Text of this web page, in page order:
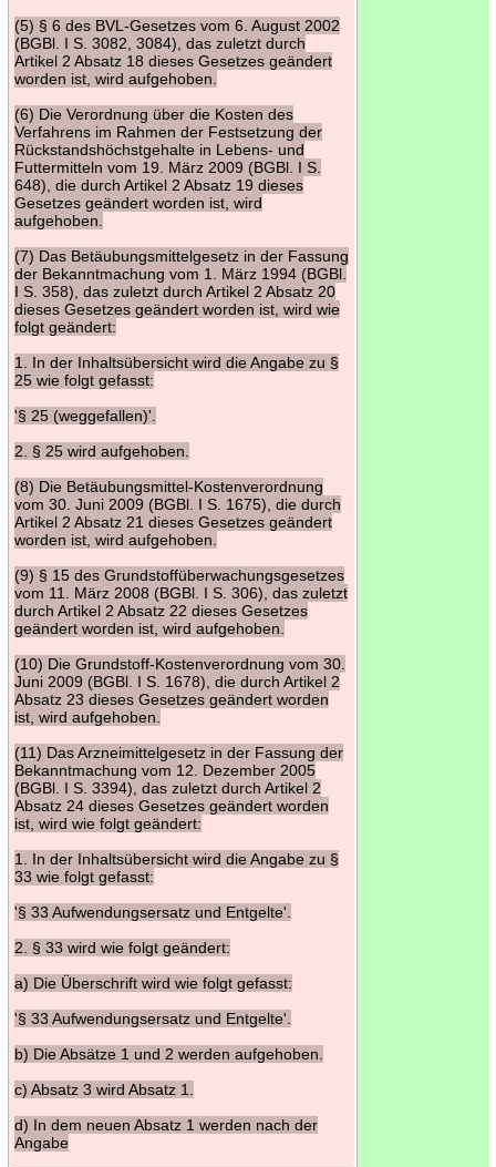
(5) § 6 des BVL-Gesetzes vom 6. August 2002
(BGBl. I S. 3082, 3084), das zuletzt durch
Artikel 2 Absatz 18 dieses Gesetzes geändert
worden ist, wird aufgehoben.
(6) Die Verordnung über die Kosten des
Verfahrens im Rahmen der Festsetzung der
Rückstandshöchstgehalte in Lebens- und
Futtermitteln vom 19. März 2009 (BGBl. I S.
648), die durch Artikel 2 Absatz 19 dieses
Gesetzes geändert worden ist, wird
aufgehoben.
(7) Das Betäubungsmittelgesetz in der Fassung
der Bekanntmachung vom 1. März 1994 (BGBl.
I S. 358), das zuletzt durch Artikel 2 Absatz 20
dieses Gesetzes geändert worden ist, wird wie
folgt geändert:
1. In der Inhaltsübersicht wird die Angabe zu §
25 wie folgt gefasst:
'§ 25 (weggefallen)'.
2. § 25 wird aufgehoben.
(8) Die Betäubungsmittel-Kostenverordnung
vom 30. Juni 2009 (BGBl. I S. 1675), die durch
Artikel 2 Absatz 21 dieses Gesetzes geändert
worden ist, wird aufgehoben.
(9) § 15 des Grundstoffüberwachungsgesetzes
vom 11. März 2008 (BGBl. I S. 306), das zuletzt
durch Artikel 2 Absatz 22 dieses Gesetzes
geändert worden ist, wird aufgehoben.
(10) Die Grundstoff-Kostenverordnung vom 30.
Juni 2009 (BGBl. I S. 1678), die durch Artikel 2
Absatz 23 dieses Gesetzes geändert worden
ist, wird aufgehoben.
(11) Das Arzneimittelgesetz in der Fassung der
Bekanntmachung vom 12. Dezember 2005
(BGBl. I S. 3394), das zuletzt durch Artikel 2
Absatz 24 dieses Gesetzes geändert worden
ist, wird wie folgt geändert:
1. In der Inhaltsübersicht wird die Angabe zu §
33 wie folgt gefasst:
'§ 33 Aufwendungsersatz und Entgelte'.
2. § 33 wird wie folgt geändert:
a) Die Überschrift wird wie folgt gefasst:
'§ 33 Aufwendungsersatz und Entgelte'.
b) Die Absätze 1 und 2 werden aufgehoben.
c) Absatz 3 wird Absatz 1.
d) In dem neuen Absatz 1 werden nach der
Angabe